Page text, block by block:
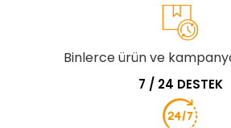
Binlerce ürün ve
7 / 24 DESTEK